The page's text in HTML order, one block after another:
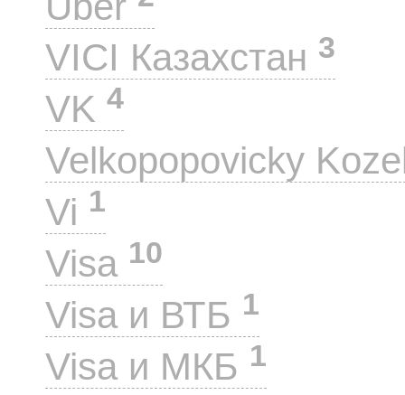
VICI Казахстан 3
VK 4
Velkopopovicky
Vi 1
Visa 10
Visa и ВТБ 1
Visa и МКБ 1